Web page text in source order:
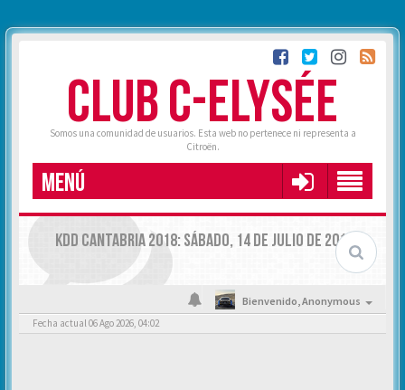
CLUB C-ELYSÉE
Somos una comunidad de usuarios. Esta web no pertenece ni representa a
Citroën.
MENÚ
KDD CANTABRIA 2018: SÁBADO, 14 DE JULIO DE 2018.
Bienvenido,Anonymous
Fecha actual 06 Ago 2026, 04:02